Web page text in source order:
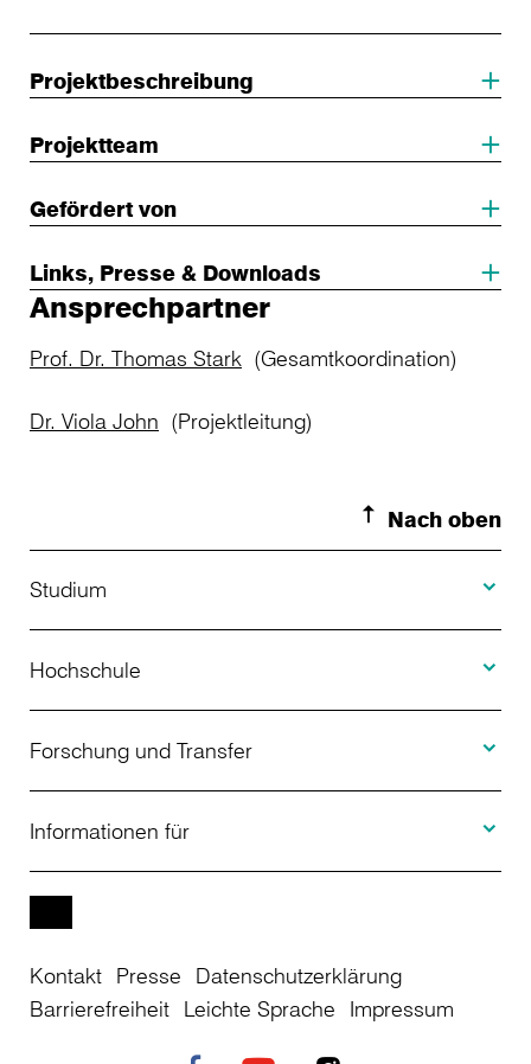
Projektbeschreibung
Projektteam
Gefördert von
Links, Presse & Downloads
Ansprechpartner
Prof. Dr. Thomas Stark (Gesamtkoordination)
Dr. Viola John (Projektleitung)
Nach oben
Studium
Studienangebot
Bewerbung
Studienberatung
Weiterbildung
Studienkolleg
Hochschule
Über uns
Aktuelles
Einrichtungen
Forschung und Transfer
Projekte
Informationen für
Studierende
Kontakt Presse
Datenschutzerklärung
Barrierefreiheit Leichte Sprache Impressum